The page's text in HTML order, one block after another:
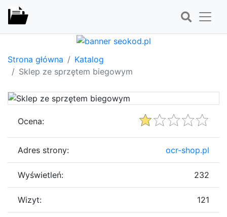
Strona główna
Katalog
Sklep ze sprzętem biegowym
Ocena:
Adres strony: ocr-shop.pl
Wyświetleń: 232
Wizyt: 121